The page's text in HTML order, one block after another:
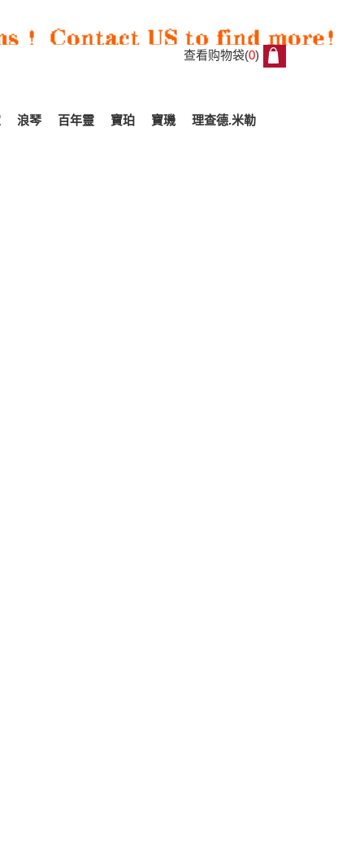
查看购物袋(0)
浪琴 百年靈 寶珀 寶璣 理查德.米勒